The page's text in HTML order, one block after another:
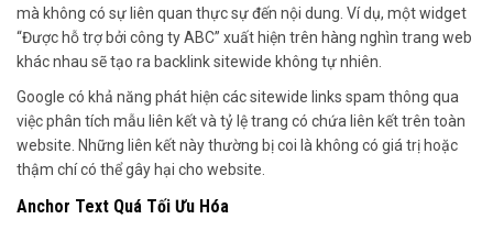
mà không có sự liên quan thực sự đến nội dung. Ví dụ, một widget
“Được hỗ trợ bởi công ty ABC” xuất hiện trên hàng nghìn trang web
khác nhau sẽ tạo ra backlink sitewide không tự nhiên.
Google có khả năng phát hiện các sitewide links spam thông qua
việc phân tích mẫu liên kết và tỷ lệ trang có chứa liên kết trên toàn
website. Những liên kết này thường bị coi là không có giá trị hoặc
thậm chí có thể gây hại cho website.
Anchor Text Quá Tối Ưu Hóa